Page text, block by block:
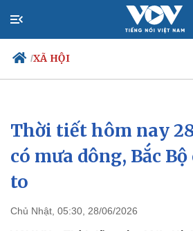
/XÃ HỘI
Chính trị
Đảng
Tổ chức nhân sự
Quốc hội
Xã hội
Tin
Dự
Thời tiết hôm nay
có mưa dông, Bắc
to
Chủ Nhật, 05:30, 28/06/2026